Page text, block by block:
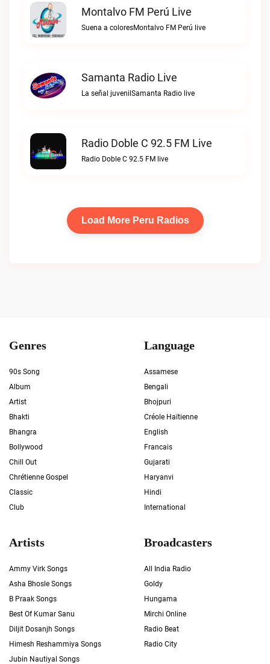
Montalvo FM Perú Live
Suena a coloresMontalvo FM Perú live
Samanta Radio Live
La señal juvenilSamanta Radio live
Radio Doble C 92.5 FM Live
Radio Doble C 92.5 FM live
Load More Peru Radios
Genres
90s Song
Album
Artist
Bhakti
Bhangra
Bollywood
Chill Out
Chrétienne Gospel
Classic
Club
Language
Assamese
Bengali
Bhojpuri
Créole Haïtienne
English
Francais
Gujarati
Haryanvi
Hindi
International
Artists
Ammy Virk Songs
Asha Bhosle Songs
B Praak Songs
Best Of Kumar Sanu
Diljit Dosanjh Songs
Himesh Reshammiya Songs
Jubin Nautiyal Songs
Broadcasters
All India Radio
Goldy
Hungama
Mirchi Online
Radio Beat
Radio City